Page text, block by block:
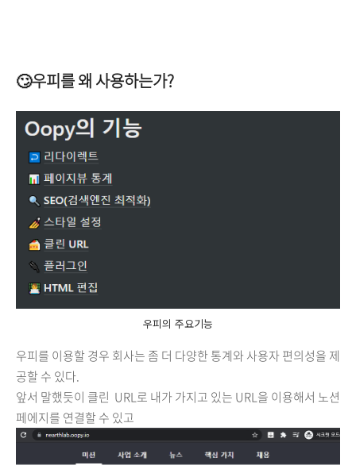
🙄우피를 왜 사용하는가?
우피의 주요기능
우피를 이용할 경우 회사는 좀 더 다양한 통계와 사용자 편의성을 제
공할 수 있다.
앞서 말했듯이 클린 URL로 내가 가지고 있는 URL을 이용해서 노션
페에지를 연결할 수 있고